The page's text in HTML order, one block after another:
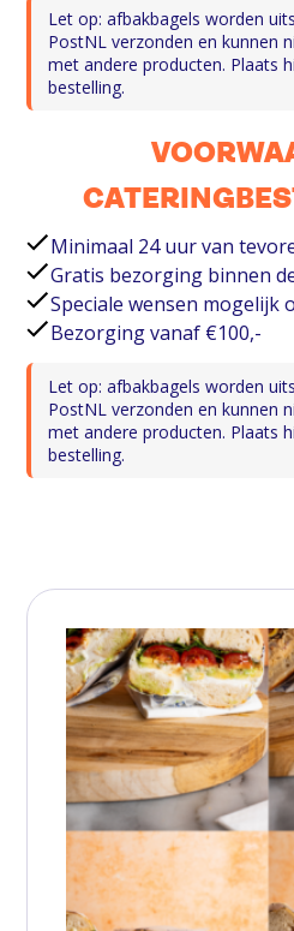
Let op: afbakbagels worden
PostNL verzonden en kunnen
met andere producten. Plaats
bestelling.
Minimaal 24 uur van
Gratis bezorging binnen
Speciale wensen mogelijk
Bezorging vanaf €100,-
Let op: afbakbagels worden
PostNL verzonden en kunnen
met andere producten. Plaats
bestelling.